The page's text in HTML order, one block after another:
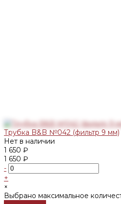
Трубка B&B №042 (фильтр 9 мм)
Нет в наличии
1 650 ₽
1 650 ₽
-
+
×
Выбрано максимальное